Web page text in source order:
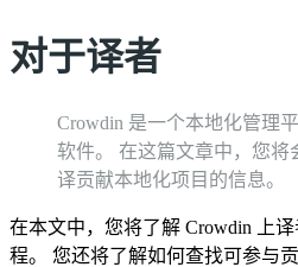
对于译者
Crowdin 是一个本地化管理
软件。 在这篇文章中，您将
译贡献本地化项目的信息。
在本文中，您将了解 Crowdin 上
程。 您还将了解如何查找可参与